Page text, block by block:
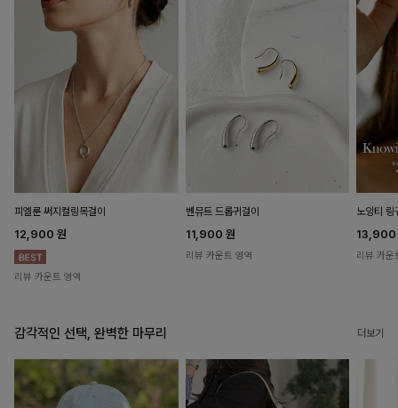
피엘룬 써지컬링목걸이
12,900 원
리뷰 카운트 영역
벤뮤트 드롭귀걸이
11,900 원
리뷰 카운트 영역
노잉티 링
리뷰 카운
감각적인 선택, 완벽한 마무리 더보기